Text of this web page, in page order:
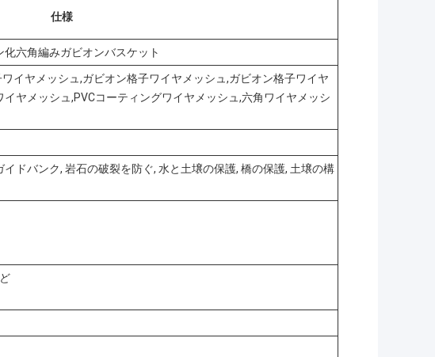
仕様
六角編みガビオンバスケット
イヤメッシュ,ガビオン格子ワイヤメッシュ,ガビオン格子ワイヤ
ヤメッシュ,PVCコーティングワイヤメッシュ,六角ワイヤメッシ
ドバンク, 岩石の破裂を防ぐ, 水と土壌の保護, 橋の保護, 土壌の構